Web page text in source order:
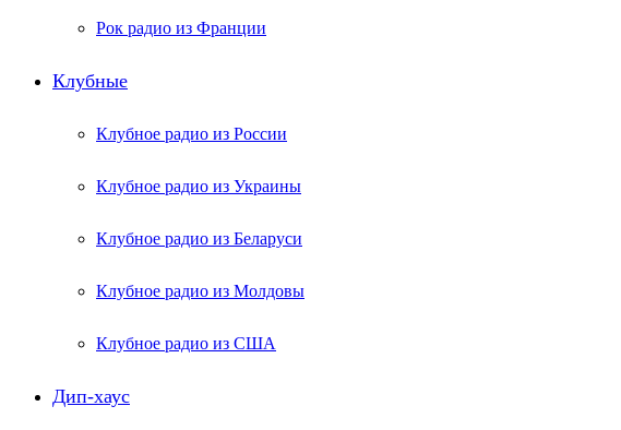
Рок радио из Франции
Клубные
Клубное радио из России
Клубное радио из Украины
Клубное радио из Беларуси
Клубное радио из Молдовы
Клубное радио из США
Дип-хаус